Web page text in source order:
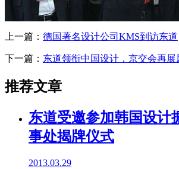
上一篇： 德国著名设计公司KMS到访东道
下一篇： 东道领衔中国设计，京交会再展
推荐文章
东道受邀参加韩国设计
事处揭牌仪式
2013.03.29